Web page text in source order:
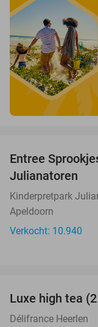
Entree
Julianatoren
Kinderpretpark
Apeldoorn
Verkocht: 10.940
Luxe high tea
Délifrance Heerlen